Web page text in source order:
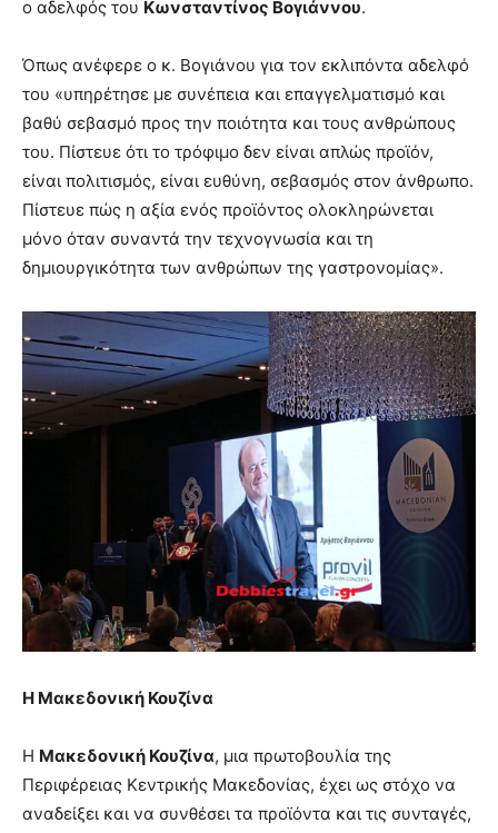
ο αδελφός του Κωνσταντίνος Βογιάννου.
Όπως ανέφερε ο κ. Βογιάνου για τον εκλιπόντα αδελφό
του «υπηρέτησε με συνέπεια και επαγγελματισμό και
βαθύ σεβασμό προς την ποιότητα και τους ανθρώπους
του. Πίστευε ότι το τρόφιμο δεν είναι απλώς προϊόν,
είναι πολιτισμός, είναι ευθύνη, σεβασμός στον άνθρωπο.
Πίστευε πώς η αξία ενός προϊόντος ολοκληρώνεται
μόνο όταν συναντά την τεχνογνωσία και τη
δημιουργικότητα των ανθρώπων της γαστρονομίας».
Η Μακεδονική Κουζίνα
Η Μακεδονική Κουζίνα, μια πρωτοβουλία της
Περιφέρειας Κεντρικής Μακεδονίας, έχει ως στόχο να
αναδείξει και να συνθέσει τα προϊόντα και τις συνταγές,